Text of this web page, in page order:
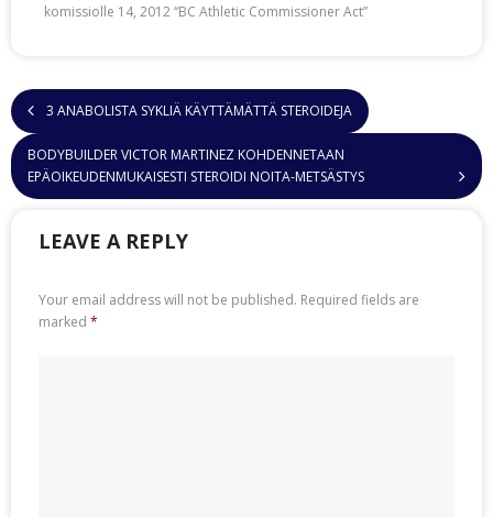
komissiolle 14, 2012 “BC Athletic Commissioner Act”
3 ANABOLISTA SYKLIÄ KÄYTTÄMÄTTÄ STEROIDEJA
BODYBUILDER VICTOR MARTINEZ KOHDENNETAAN
EPÄOIKEUDENMUKAISESTI STEROIDI NOITA-METSÄSTYS
LEAVE A REPLY
Your email address will not be published. Required fields are
marked *